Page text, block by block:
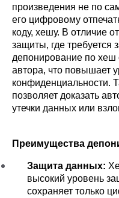
произведения не по
его цифровому
коду, хешу. В отличие
защиты, где требуется
депонирование по хеш
автора, что повышает
конфиденциальности.
позволяет доказать
утечки данных или
Преимущества
Защита данных:
высокий уровень
сохраняет только